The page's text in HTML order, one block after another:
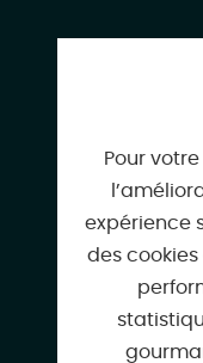
Pour
expérience
des cookies